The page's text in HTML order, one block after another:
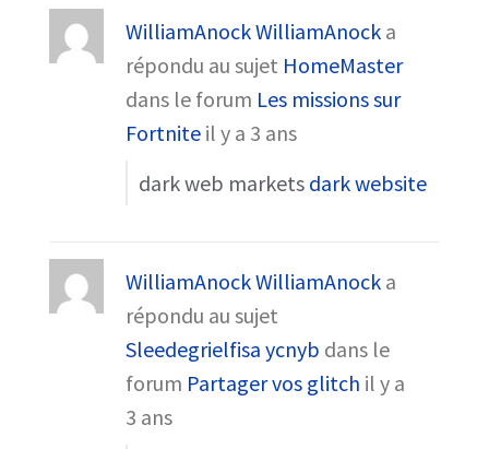
WilliamAnock WilliamAnock a
répondu au sujet HomeMaster
dans le forum Les missions sur
Fortnite il y a 3 ans
dark web markets dark website
WilliamAnock WilliamAnock a
répondu au sujet
Sleedegrielfisa ycnyb dans le
forum Partager vos glitch il y a
3 ans